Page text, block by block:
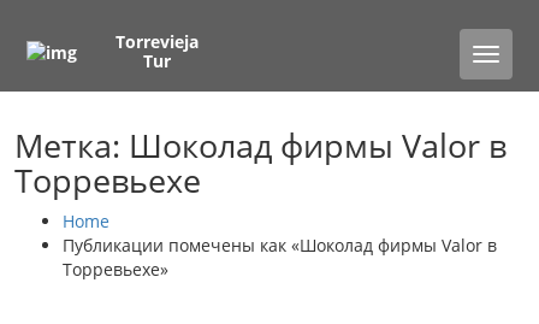
Toggle
Torrevieja
Tur
Метка: Шоколад фирмы Valor в
Торревьехе
Home
Публикации помечены как «Шоколад фирмы Valor в
Торревьехе»